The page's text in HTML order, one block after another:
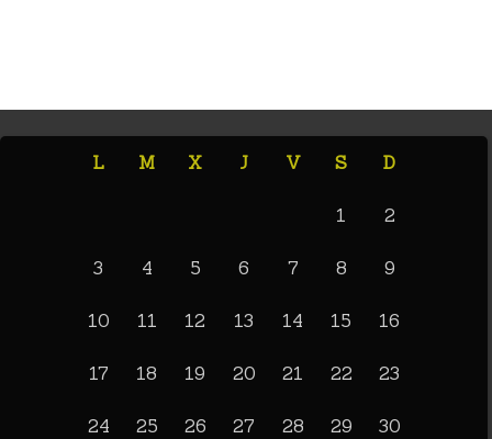
L M X J V S D
1 2
3 4 5 6 7 8 9
10 11 12 13 14 15 16
17 18 19 20 21 22 23
24 25 26 27 28 29 30